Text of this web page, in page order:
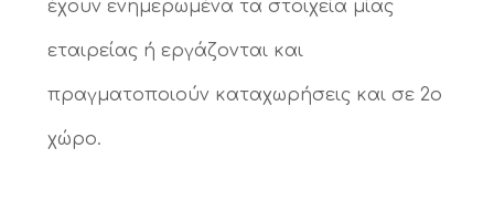
έχουν ενημερωμένα τα στοιχεία μίας
εταιρείας ή εργάζονται και
πραγματοποιούν καταχωρήσεις και σε 2ο
χώρο.